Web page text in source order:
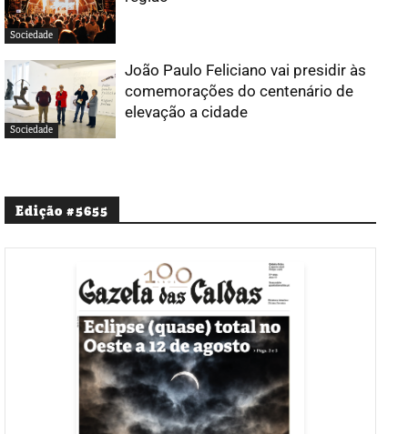
Sociedade
Sociedade
João Paulo Feliciano vai presidir às
comemorações do centenário de
elevação a cidade
Edição #5655